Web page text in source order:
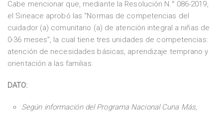
Cabe mencionar que, mediante la Resolución N.° 086-2019,
el Sineace aprobó las “Normas de competencias del
cuidador (a) comunitario (a) de atención integral a niñas de
0-36 meses”, la cual tiene tres unidades de competencias:
atención de necesidades básicas, aprendizaje temprano y
orientación a las familias.
DATO:
Según información del Programa Nacional Cuna Más,